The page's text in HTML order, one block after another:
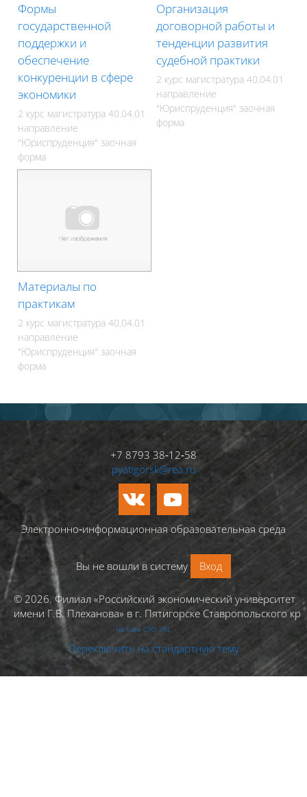
Формы
государственной
поддержки и
обеспечение
конкуренции в сфере
экономики
2 курс магистратура 40.04.01
направление
"Юриспруденция" заочная
форма
Организация
договорной работы и
тенденции развития
судебной практики
2 курс магистратура 40.04.01
направление
"Юриспруденция" заочная
форма
Материалы по
практикам
2 курс магистратура 40.04.01
направление
"Юриспруденция" заочная
форма
+7 8793 38‑12‑58
pyatigorsk@rea.ru
Электронно‑информационная образовательная среда
Вы не вошли в систему Вход
© 2026. Филиал «Российский экономический университет
имени Г.В. Плеханова» в г. Пятигорске Ставропольского
На базе СЭО 3KL
Переключить на стандартную тему